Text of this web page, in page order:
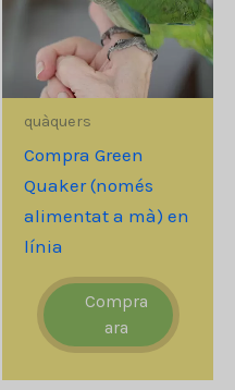
quàquers
Compra Green
Quaker (només
alimentat a mà) en
línia
Compra
ara